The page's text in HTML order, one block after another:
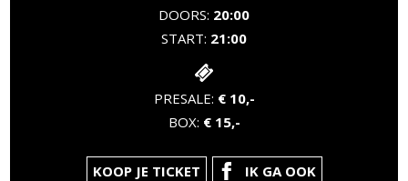
DOORS: 20:00
START: 21:00
PRESALE: € 10,-
BOX: € 15,-
KOOP JE TICKET IK GA OOK